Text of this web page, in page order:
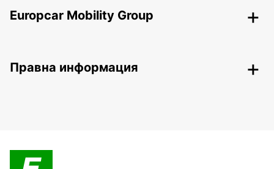
Europcar Mobility Group
Правна информация